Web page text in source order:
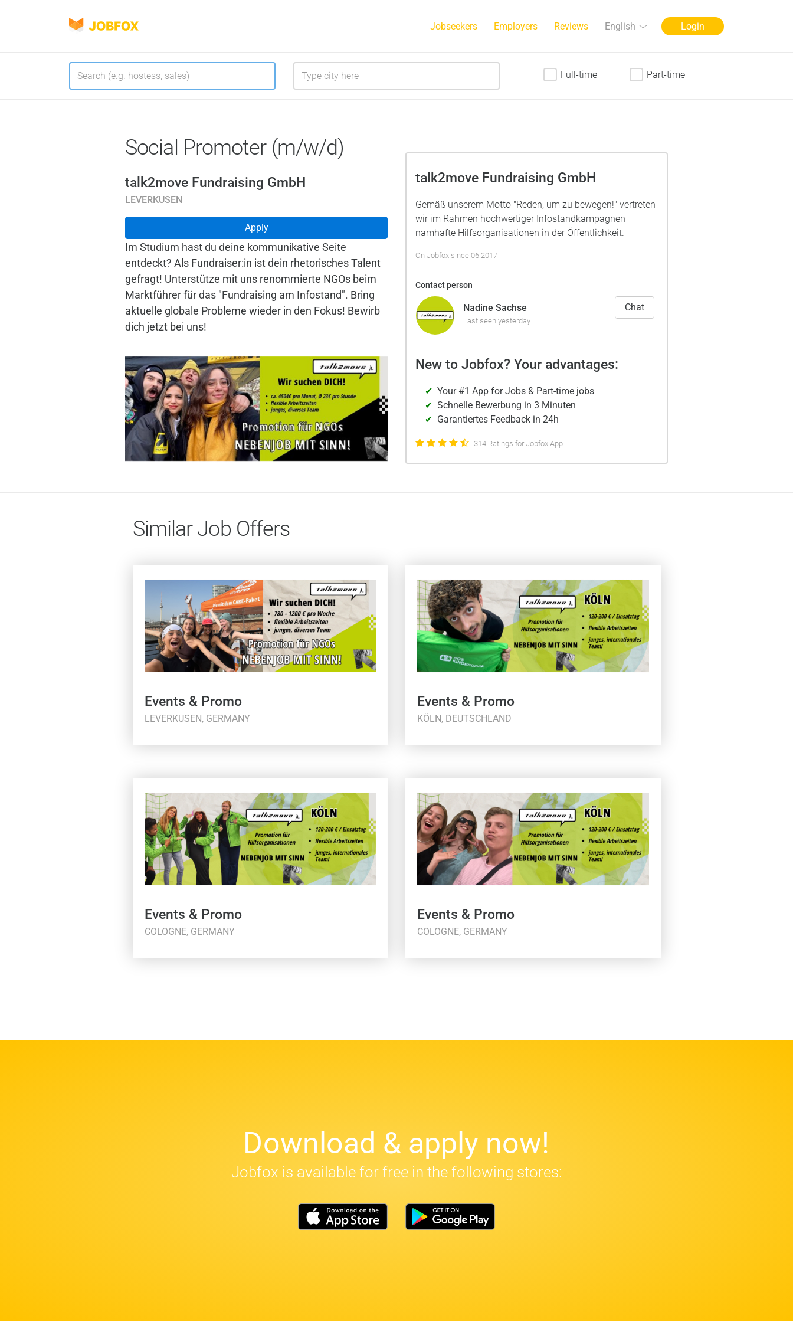
JOBFOX Navigate
Language Jobseekers Employers Reviews Language
English Login
Full-time Part-time
Social Promoter (m/w/d)
talk2move Fundraising GmbH
LEVERKUSEN
Apply
Im Studium hast du deine kommunikative Seite
entdeckt? Als Fundraiser:in ist dein rhetorisches Talent
gefragt! Unterstütze mit uns renommierte NGOs beim
Marktführer für das "Fundraising am Infostand". Bring
aktuelle globale Probleme wieder in den Fokus! Bewirb
dich jetzt bei uns!
talk2move Fundraising GmbH
Gemäß unserem Motto "Reden, um zu bewegen!" vertreten
wir im Rahmen hochwertiger Infostandkampagnen
namhafte Hilfsorganisationen in der Öffentlichkeit.
On Jobfox since 06.2017
Contact person
Nadine Sachse
Last seen yesterday
Chat
New to Jobfox? Your advantages:
Your #1 App for Jobs & Part-time jobs
Schnelle Bewerbung in 3 Minuten
Garantiertes Feedback in 24h
314 Ratings for Jobfox App
Similar Job Offers
Events & Promo
LEVERKUSEN, GERMANY
Events & Promo
KÖLN, DEUTSCHLAND
Events & Promo
COLOGNE, GERMANY
Events & Promo
COLOGNE, GERMANY
Download & apply now!
Jobfox is available for free in the following stores: